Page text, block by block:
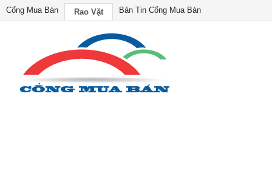
Cổng Mua Bán Rao Vặt Bản Tin Cổng Mua Bán